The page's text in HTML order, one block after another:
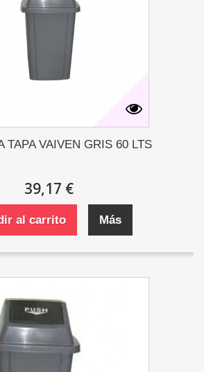
TAPA VAIVEN GRIS 60 LTS
39,17 €
al carrito Más